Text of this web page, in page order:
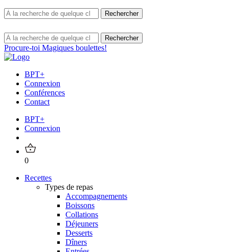
Procure-toi Magiques boulettes!
BPT+
Connexion
Conférences
Contact
BPT+
Connexion
0
Recettes
Types de repas
Accompagnements
Boissons
Collations
Déjeuners
Desserts
Dîners